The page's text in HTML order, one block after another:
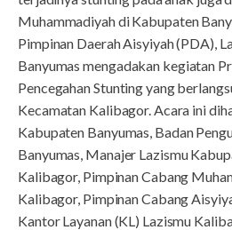
Muhammadiyah di Kabupaten
Pimpinan Daerah Aisyiyah (PDA),
Banyumas mengadakan kegiatan
Pencegahan Stunting yang
Kecamatan Kalibagor. Acara ini
Kabupaten Banyumas, Badan
Banyumas, Manajer Lazismu
Kalibagor, Pimpinan Cabang
Kalibagor, Pimpinan Cabang
Kantor Layanan (KL) Lazismu